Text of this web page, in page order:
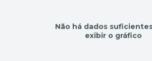
Não há dados
exibir o gráfico